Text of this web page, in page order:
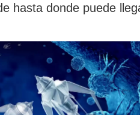
hasta donde puede